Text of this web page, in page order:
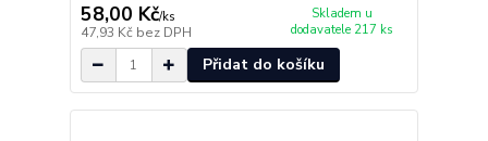
58,00 Kč/ks
47,93 Kč bez DPH
Skladem u
dodavatele 217 ks
Přidat do košíku